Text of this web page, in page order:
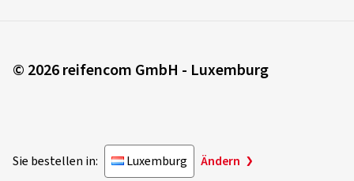
© 2026 reifencom GmbH - Luxemburg
Sie bestellen in: Luxemburg Ändern